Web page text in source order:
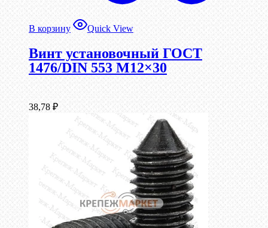
В корзину Quick View
Винт установочный ГОСТ
1476/DIN 553 М12×30
38,78 ₽